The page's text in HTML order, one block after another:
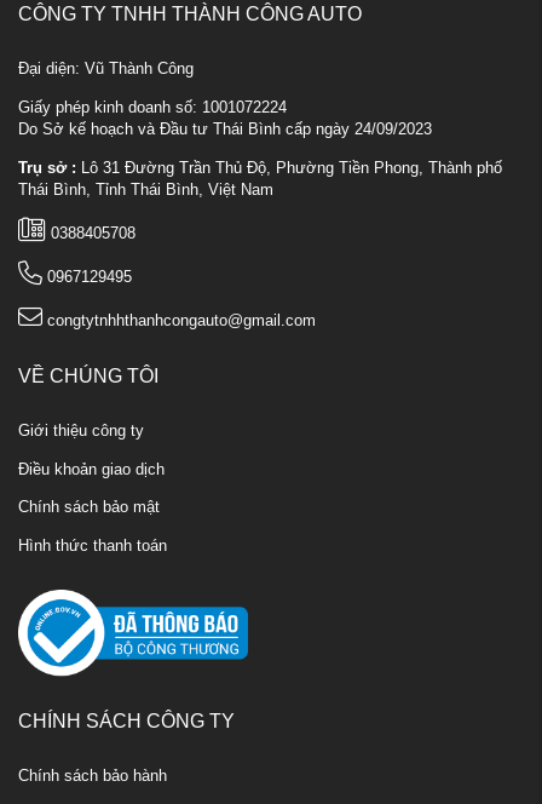
CÔNG TY TNHH THÀNH CÔNG AUTO
Đại diện: Vũ Thành Công
Giấy phép kinh doanh số: 1001072224
Do Sở kế hoạch và Đầu tư Thái Bình cấp ngày 24/09/2023
Trụ sở : Lô 31 Đường Trần Thủ Độ, Phường Tiền Phong, Thành phố
Thái Bình, Tỉnh Thái Bình, Việt Nam
0388405708
0967129495
congtytnhhthanhcongauto@gmail.com
VỀ CHÚNG TÔI
Giới thiệu công ty
Điều khoản giao dịch
Chính sách bảo mật
Hình thức thanh toán
CHÍNH SÁCH CÔNG TY
Chính sách bảo hành